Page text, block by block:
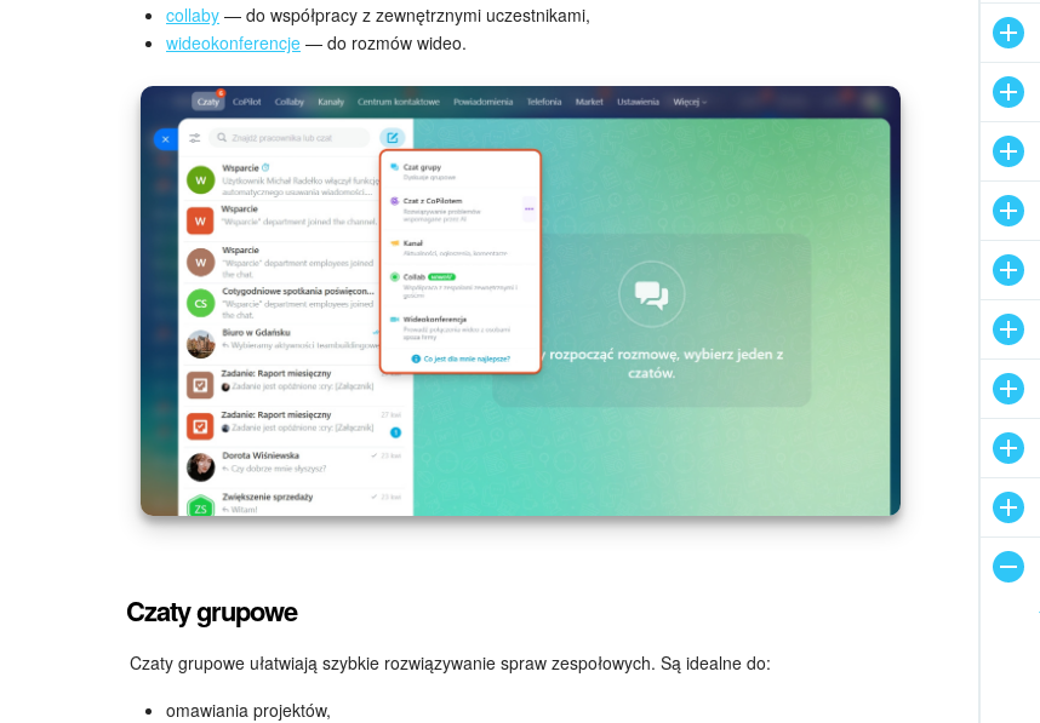
collaby — do współpracy z zewnętrznymi uczestnikami,
wideokonferencje — do rozmów wideo.
Czaty grupowe
Czaty grupowe ułatwiają szybkie rozwiązywanie spraw zespołowych. Są idealne do:
omawiania projektów,